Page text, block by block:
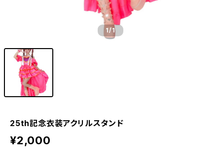
1/1
25th記念衣装アクリルスタンド
¥2,000